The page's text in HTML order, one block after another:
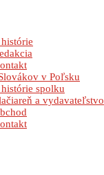
v Poľsku
histórie spolku
a vydavateľstvo